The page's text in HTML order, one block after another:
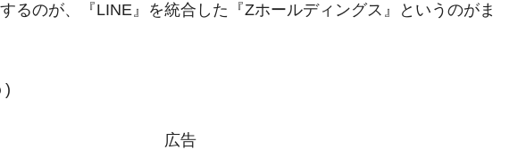
SKハイニックス』2026年2Qの業績「史上最高益」当期純利益は前年同期比13.4倍に。
式市場の暴落・本日07月29日(水)もサイドカー・サーキットブレイカーの二段コンボ
雇用する効果は低い。全産業の半分未満しか雇用を生まない
るのが、『LINE』を統合した『Zホールディングス』というのがま
)
広告